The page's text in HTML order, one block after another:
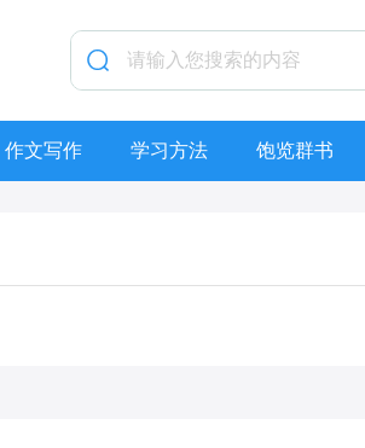
作文写作 学习方法 饱览群书